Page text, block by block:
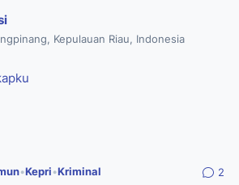
Kepulauan Riau, Indonesia
•Kepri •Kriminal 2